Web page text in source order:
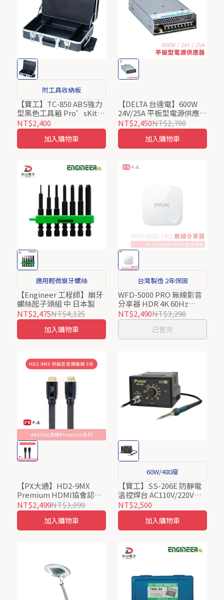
附工具收納板
【寶工】TC-850 ABS強力
型黑色工具箱 Pro’sKit
ProsKit
NT$2,400
加入購物車
【DELTA 台達電】600W
24V/25A 平板型電源供應器
PMR系列 PMR-
24V600W1BT
NT$2,450NT$2,700
加入購物車
適用輕微崩牙螺絲
【Engineer 工程師】崩牙
螺絲起子頭組 中 日本製
NT$2,475NT$4,125
加入購物車
台灣製造 2年保固
WFD-5000 PRO 無線影音
分享器 HDR 4K 60Hz
2.4G/5G雙模無線簡報家
HDMI手機無線投影平版電
NT$2,490NT$3,290
已售完
【PX大通】HD2-9MX
Premium HDMI協會認證
HDMI to HDMI 9M公對公
高畫質影音傳輸線9米
4K@60(電腦電視)
NT$2,499NT$3,099
加入購物車
60W/480度
【寶工】SS-206E 防靜電
溫控焊台 AC110V/220V
Pro’sKit ProsKit
NT$2,500
加入購物車